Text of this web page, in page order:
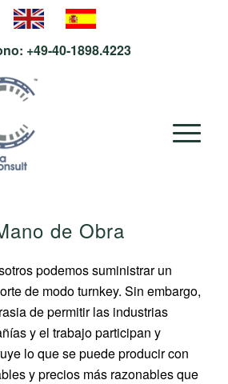
+49-40-1898.4223
de Obra
podemos suministrar un
de modo turnkey. Sin embargo,
de permitir las industrias
y el trabajo participan y
lo que se puede producir con
y precios más razonables que